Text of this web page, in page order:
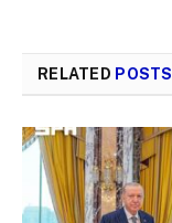
RELATED POSTS